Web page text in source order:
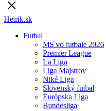
Hetrik.sk
Futbal
MS vo futbale 2026
Premier League
La Liga
Liga Majstrov
Niké Liga
Slovenský futbal
Európska Liga
Bundesliga